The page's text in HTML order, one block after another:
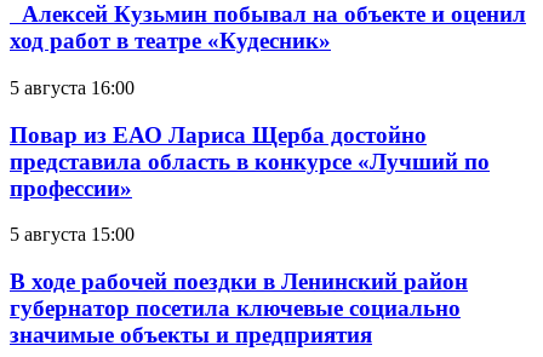
Алексей Кузьмин побывал на объекте и оценил
ход работ в театре «Кудесник»
5 августа 16:00
Повар из ЕАО Лариса Щерба достойно
представила область в конкурсе «Лучший по
профессии»
5 августа 15:00
В ходе рабочей поездки в Ленинский район
губернатор посетила ключевые социально
значимые объекты и предприятия